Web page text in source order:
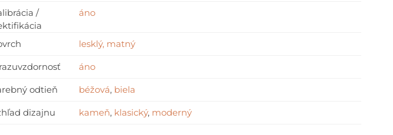
/
áno
lesklý, matný
áno
odtieň béžová, biela
dizajnu kameň, klasický, moderný